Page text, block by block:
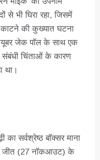
से भी घिरा रहा, जिसमें
की कुख्यात घटना
जेक पॉल के साथ एक
संबंधी चिंताओं के कारण
था।
सर्वश्रेष्ठ बॉक्सर माना
जीत (27 नॉकआउट) के